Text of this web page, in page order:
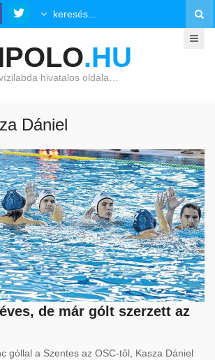
.HU
hivatalos oldala…
Dániel
de már gólt szerzett az
góllal a Szentes az OSC-től, Kasza Dániel